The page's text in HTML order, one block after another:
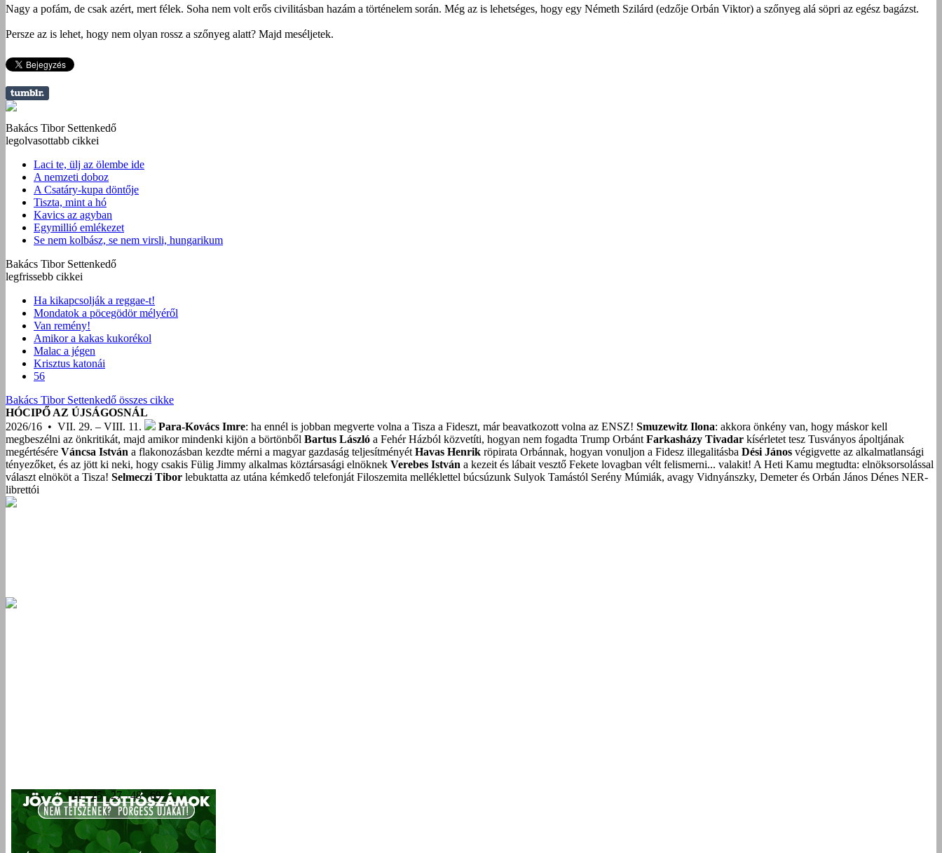
Nagy a pofám, de csak azért, mert félek. Soha nem volt erős civilitásban hazám a történelem során. Még az is lehetséges, hogy egy Németh Szilárd (edzője Orbán Viktor) a szőnyeg alá söpri az egész bagázst.
Persze az is lehet, hogy nem olyan rossz a szőnyeg alatt? Majd meséljetek.
Bakács Tibor Settenkedő
legolvasottabb cikkei
Laci te, ülj az ölembe ide
A nemzeti doboz
A Csatáry-kupa döntője
Tiszta, mint a hó
Kavics az agyban
Egymillió emlékezet
Se nem kolbász, se nem virsli, hungarikum
Bakács Tibor Settenkedő
legfrissebb cikkei
Ha kikapcsolják a reggae-t!
Mondatok a pöcegödör mélyéről
Van remény!
Amikor a kakas kukorékol
Malac a jégen
Krisztus katonái
56
Bakács Tibor Settenkedő összes cikke
HÓCIPŐ AZ ÚJSÁGOSNÁL
2026/16 • VII. 29. – VIII. 11.
Para-Kovács Imre: ha ennél is jobban megverte volna a Tisza a Fideszt, már beavatkozott volna az ENSZ! Smuzewitz Ilona: akkora önkény van, hogy máskor kell
megbeszélni az önkritikát, majd amikor mindenki kijön a börtönből Bartus László a Fehér Házból közvetíti, hogyan nem fogadta Trump Orbánt Farkasházy Tivadar kísérletet tesz Tusványos ápoltjának
megértésére Váncsa István a flakonozásban kezdte mérni a magyar gazdaság teljesítményét Havas Henrik röpirata Orbánnak, hogyan vonuljon a Fidesz illegalitásba Dési János végigvette az alkalmatlansági
tényezőket, és az jött ki neki, hogy csakis Fülig Jimmy alkalmas köztársasági elnöknek Verebes István a kezeit és lábait vesztő Fekete lovagban vélt felismerni... valakit! A Heti Kamu megtudta: elnöksorsolással
választ elnököt a Tisza! Selmeczi Tibor lebuktatta az utána kémkedő telefonját Filoszemita melléklettel búcsúzunk Sulyok Tamástól Serény Múmiák, avagy Vidnyánszky, Demeter és Orbán János Dénes NER-
librettói